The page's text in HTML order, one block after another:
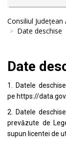
Consiliul Județean
Date deschise
Date
1. Datele
pe https://
2. Datele
prevăzute de
supun licentei de